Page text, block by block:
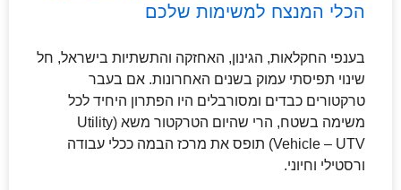
הכלי המנצח למשימות שלכם
בענפי החקלאות, הגינון, האחזקה והתשתיות בישראל, חל
שינוי תפיסתי עמוק בשנים האחרונות. אם בעבר
טרקטורים כבדים ומסורבלים היו הפתרון היחיד לכל
משימה בשטח, הרי שהיום הטרקטור משא (Utility
Vehicle – UTV) תופס את מרכז הבמה ככלי עבודה
ורסטילי וחיוני.